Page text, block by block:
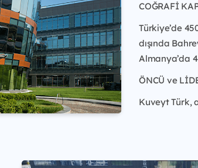
COĞRAFİ
Türkiye’de
dışında
Almanya’da
ÖNCÜ ve
Kuveyt Türk,